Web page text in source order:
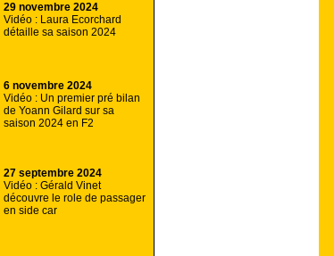
29 novembre 2024
Vidéo : Laura Ecorchard
détaille sa saison 2024
6 novembre 2024
Vidéo : Un premier pré bilan
de Yoann Gilard sur sa
saison 2024 en F2
27 septembre 2024
Vidéo : Gérald Vinet
découvre le role de passager
en side car